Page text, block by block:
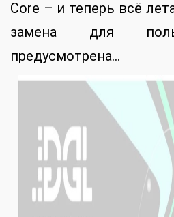
Core – и теперь всё
замена для
предусмотрена…